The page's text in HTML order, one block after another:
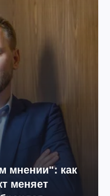
мнении": как
меняет